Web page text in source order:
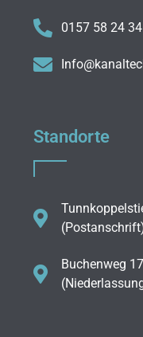
0157 58 24
Standorte
Buchenweg